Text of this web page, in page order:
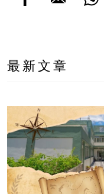
最新文章